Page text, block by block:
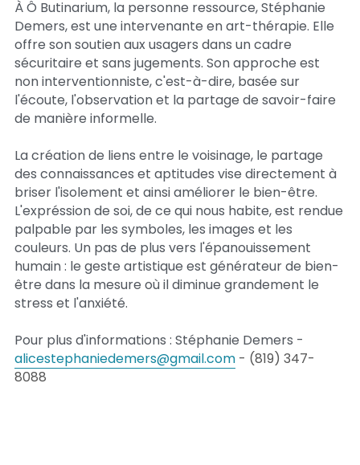
À Ô Butinarium, la personne ressource, Stéphanie
Demers, est une intervenante en art-thérapie. Elle
offre son soutien aux usagers dans un cadre
sécuritaire et sans jugements. Son approche est
non interventionniste, c'est-à-dire, basée sur
l'écoute, l'observation et la partage de savoir-faire
de manière informelle.
La création de liens entre le voisinage, le partage
des connaissances et aptitudes vise directement à
briser l'isolement et ainsi améliorer le bien-être.
L'expréssion de soi, de ce qui nous habite, est rendue
palpable par les symboles, les images et les
couleurs. Un pas de plus vers l'épanouissement
humain : le geste artistique est générateur de bien-
être dans la mesure où il diminue grandement le
stress et l'anxiété.
alicestephaniedemers@gmail.com - (819) 347-
8088